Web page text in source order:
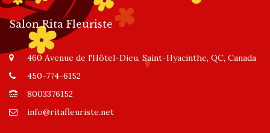
Salon Rita Fleuriste
460 Avenue de l'Hôtel-Dieu, Saint-Hyacinthe, QC, Canada
450-774-6152
8003376152
info@ritafleuriste.net